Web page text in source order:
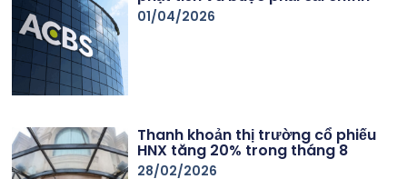
01/04/2026
Thanh khoản thị trường cổ phiếu
HNX tăng 20% trong tháng 8
28/02/2026